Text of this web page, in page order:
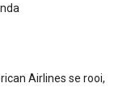
Airlines se rooi,